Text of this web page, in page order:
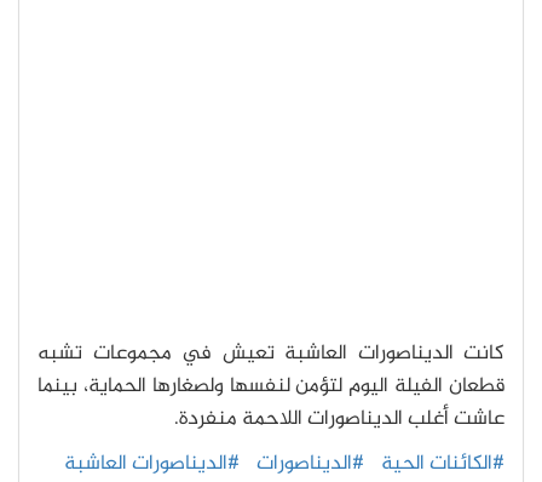
كانت الديناصورات العاشبة تعيش في مجموعات تشبه
قطعان الفيلة اليوم لتؤمن لنفسها ولصغارها الحماية، بينما
عاشت أغلب الديناصورات اللاحمة منفردة.
#الكائنات الحية #الديناصورات #الديناصورات العاشبة